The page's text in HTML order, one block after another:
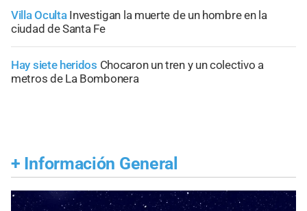
Villa Oculta Investigan la muerte de un hombre en la
ciudad de Santa Fe
Hay siete heridos Chocaron un tren y un colectivo a
metros de La Bombonera
+ Información General